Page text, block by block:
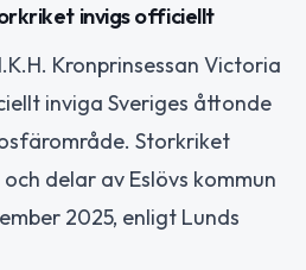
invigs officiellt
Kronprinsessan Victoria
inviga Sveriges åttonde
Storkriket
delar av Eslövs kommun
2025, enligt Lunds